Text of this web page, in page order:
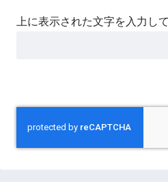
上に表示された文字を入力し